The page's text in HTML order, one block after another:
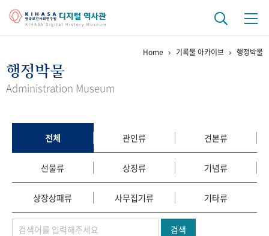
걸어온 길 기관 변천사
정책과 연구 키워드로 보는 연구 역사
연구자들
간행물 변천사
기록물 아카이브
사진 아카이브 문서 기록물 행정박물 영상 기록물
Home 기록물 아카이브 행정박물
행정박물
Administration Museum
전체 관인류 견본류
선물류 상징류 기념류
상장상패류 사무집기류 기타류
검색